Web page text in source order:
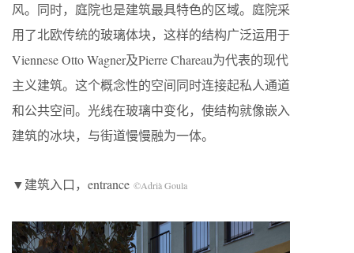
风。同时，庭院也是建筑最具特色的区域。庭院采
用了北欧传统的玻璃体块，这样的结构广泛运用于
Viennese Otto Wagner及Pierre Chareau为代表的现代
主义建筑。这个概念性的空间同时连接起私人通道
和公共空间。光线在玻璃中变化，使结构就像嵌入
建筑的冰块，与街道慢慢融为一体。
▼建筑入口，entrance ©Adrià Goula